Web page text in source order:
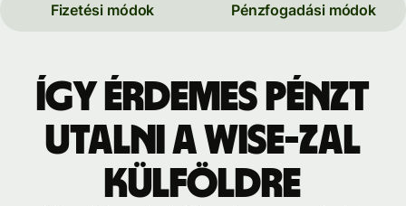
Fizetési módok Pénzfogadási módok
Így érdemes pénzt
utalni a Wise-zal
külföldre